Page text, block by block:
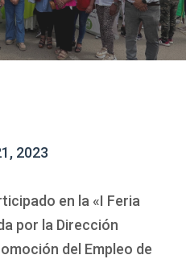
2023
en la «I Feria
por la Dirección
del Empleo de